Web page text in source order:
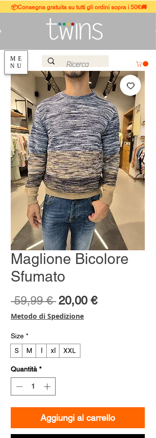
ME
NU
📦Consegna gratuita su tutti gli ordini sopra i 50€🚚
Maglione Bicolore
Sfumato
59,99 € Prezzo
regolare
20,00 €Prezzo
Metodo di Spedizione
Size *
S
M xl XXL
Quantità *
Aggiungi al carrello